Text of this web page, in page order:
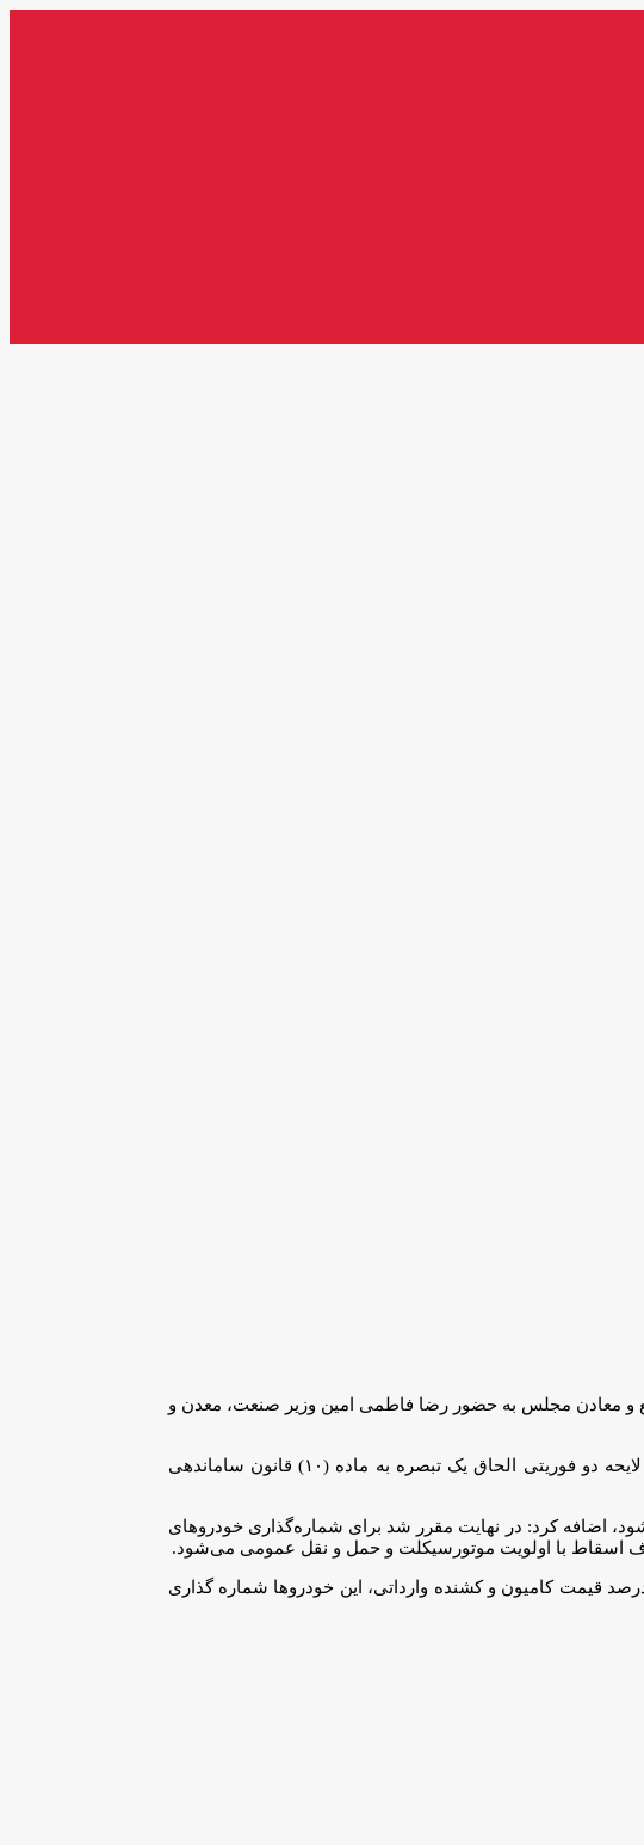
آذر ماه) کمیسیون صنایع و معادن مجلس به حضور رضا فاطمی امین وزیر صنعت، معدن و
نماینده مردم زنجان و طارم در مجلس شورای اسلامی افزود: دستورکار نشست امروز کمیسیون صنایع و معادن مجلس بررسی لایحه دو فوریتی الحاق یک تبصره به ماده (۱۰) قانون ساماندهی
۴ خودروی تولیدی باید یک خودرو اسقاط شود، اضافه کرد: در نهایت مقرر شد برای شماره‌گذاری خودروهای
کمیسیون صنایع و معادن مجلس شورای اسلامی گفت: همچنین در صورت نبود گواهی اسقاط به میزان کافی، با پرداخت ۵ درصد قیمت کامیون و کشنده وارداتی، این خودروها شماره گذاری